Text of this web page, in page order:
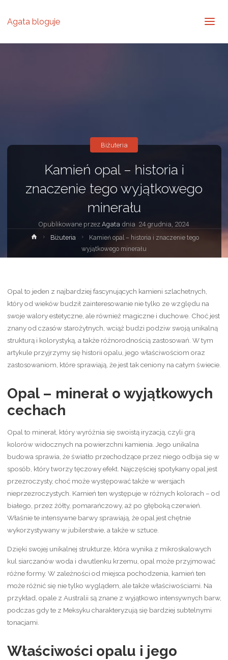
Agata bloguje
Kamień opal – historia i
znaczenie tego wyjątkowego
minerału
Opublikowane przezAgata dnia 24 grudnia, 2024
Biżuteria
StronaBiżuteria
Kamień opal – historia i znaczenie tego
wyjątkowego minerału
Opal to jeden z najbardziej fascynujących kamieni szlachetnych,
który od wieków budził zainteresowanie nie tylko ze względu na
swoje walory estetyczne, ale również magiczne i duchowe. Choć jest
znany od czasów starożytnych, wciąż budzi podziw swoją unikalną
strukturą i kolorystyką, a także różnorodnością zastosowań. W tym
artykule przyjrzymy się historii opalu, jego właściwościom oraz
zastosowaniom, które sprawiają, że jest tak ceniony na całym świecie.
Opal – minerał o wyjątkowych
cechach
Opal to minerał, który wyróżnia się swoistą iryzacją, czyli grą
kolorów widocznych na powierzchni kamienia. Jego unikalna
budowa sprawia, że światło przechodzące przez niego odbija się w
sposób, który tworzy tęczowy efekt. Najczęściej spotykany opal jest
przezroczysty, choć może występować także w wersjach
nieprzezroczystych. Kamień ten występuje w różnych kolorach – od
białego, przez żółty, pomarańczowy, aż po głęboką czerwień.
Właśnie te intensywne barwy sprawiają, że opal jest chętnie
wykorzystywany w jubilerstwie, a także w sztuce.
Dzięki swojej unikalnej strukturze, która wynika z mikroskalowych
kul siarczanów woda i dwutlenku krzemu, opal może przyjmować
różne formy. W zależności od miejsca pochodzenia, kamień ten
może różnić się nie tylko wyglądem, ale także właściwościami. Na
przykład, opale z Australii są znane z wyjątkowo intensywnych barw,
podczas gdy te z Meksyku charakteryzują się bardziej subtelnymi
tonacjami.
Właściwości opalu i jego